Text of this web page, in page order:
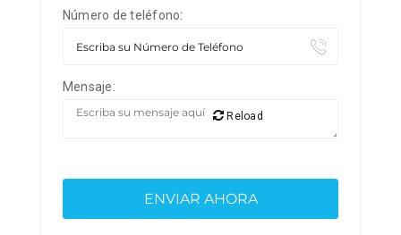
Número de teléfono:
Mensaje:
Reload